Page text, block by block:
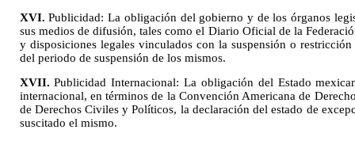
XVI. Publicidad: La obligación del gobierno y de los órganos
sus medios de difusión, tales como el Diario Oficial de la
y disposiciones legales vinculados con la suspensión o
del periodo de suspensión de los mismos.
XVII. Publicidad Internacional: La obligación del Estado
internacional, en términos de la Convención Americana de
de Derechos Civiles y Políticos, la declaración del estado de
suscitado el mismo.